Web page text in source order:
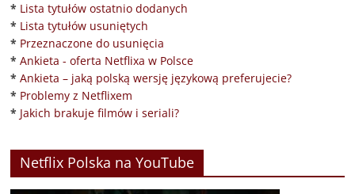
* Lista tytułów ostatnio dodanych
* Lista tytułów usuniętych
* Przeznaczone do usunięcia
* Ankieta - oferta Netflixa w Polsce
* Ankieta – jaką polską wersję językową preferujecie?
* Problemy z Netflixem
* Jakich brakuje filmów i seriali?
Netflix Polska na YouTube